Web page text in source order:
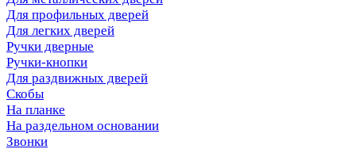
Для профильных дверей
Для легких дверей
Ручки дверные
Ручки-кнопки
Для раздвижных дверей
Скобы
На планке
На раздельном основании
Звонки